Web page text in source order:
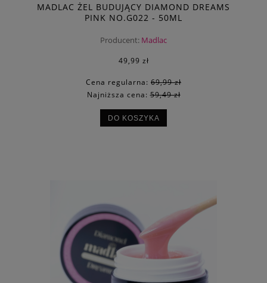
MADLAC ŻEL BUDUJĄCY DIAMOND DREAMS
PINK NO.G022 - 50ML
Producent: Madlac
49,99 zł
Cena regularna: 69,99 zł
Najniższa cena:59,49 zł
DO KOSZYKA